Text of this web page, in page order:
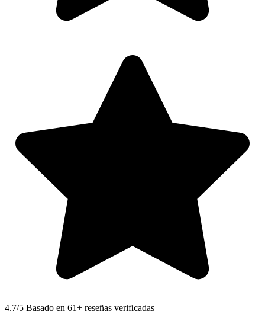
4.7/5 Basado en 61+ reseñas verificadas